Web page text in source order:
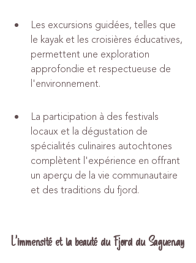
Les excursions guidées, telles que
le kayak et les croisières éducatives,
permettent une exploration
approfondie et respectueuse de
l'environnement.
La participation à des festivals
locaux et la dégustation de
spécialités culinaires autochtones
complètent l'expérience en offrant
un aperçu de la vie communautaire
et des traditions du fjord.
L'immensité et la beauté du Fjord du Saguenay